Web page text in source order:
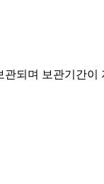
관되며 보관기간